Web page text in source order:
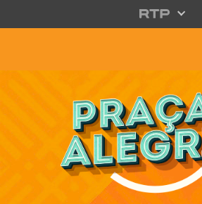
Saltar para o conteúdo principal